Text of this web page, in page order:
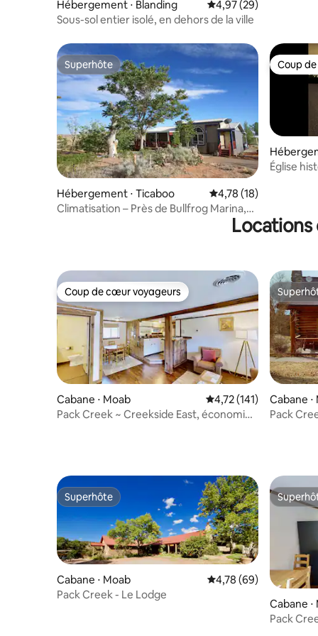
Hébergement ⋅ Blanding Évaluation moyenne
4,97 (29)
Sous-sol entier isolé, en dehors de la ville
Superhôte
Superhôte
Hébergement ⋅ Ticaboo Évaluation moyenne
4,78 (18)
Climatisation – Près de Bullfrog Marina,
Coup
Coup
Église
Locations
Coup de cœur voyageurs
Coup de cœur voyageurs
Cabane ⋅ Moab Évaluation moyenne
4,72 (141)
Pack Creek ~ Creekside East, économie
Cabane ⋅
Pack
Superhôte
Superhôte
Cabane ⋅ Moab Évaluation moyenne
4,78 (69)
Pack Creek - Le Lodge
Cabane ⋅
Pack